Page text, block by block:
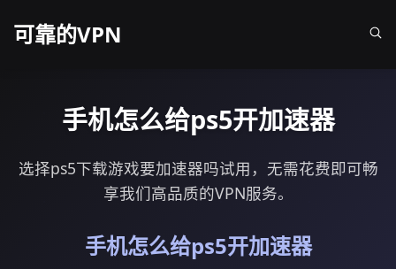
可靠的VPN
手机怎么给ps5开加速器
选择ps5下载游戏要加速器吗试用，无需花费即可畅
享我们高品质的VPN服务。
手机怎么给ps5开加速器